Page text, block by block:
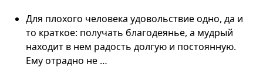
Для плохого человека удовольствие одно, да и
то краткое: получать благодеянье, а мудрый
находит в нем радость долгую и постоянную.
Ему отрадно не …